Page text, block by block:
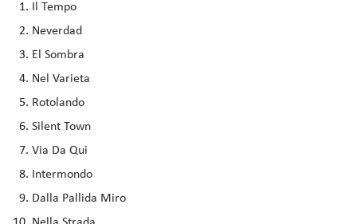
Il Tempo
Neverdad
El Sombra
Nel Varieta
Rotolando
Silent Town
Via Da Qui
Intermondo
Dalla Pallida Miro